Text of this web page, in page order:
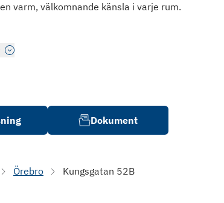
varm, välkomnande känsla i varje rum.
Dokument
Örebro Kungsgatan 52B